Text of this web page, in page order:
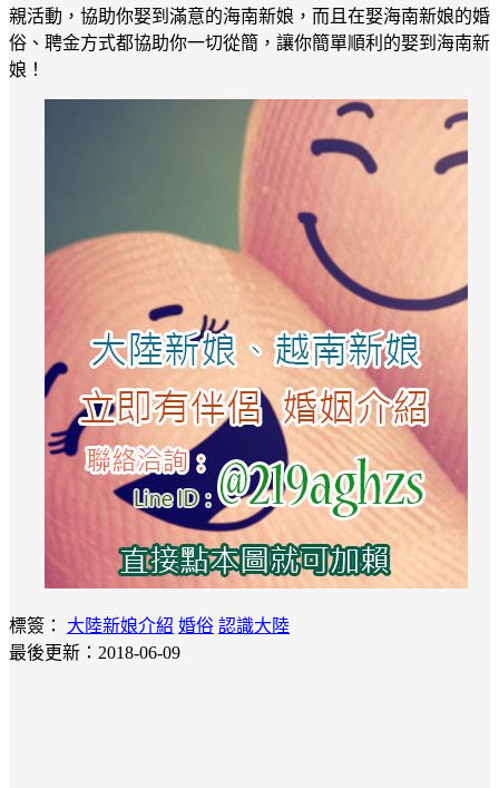
親活動，協助你娶到滿意的海南新娘，而且在娶海南新娘的婚
俗、聘金方式都協助你一切從簡，讓你簡單順利的娶到海南新
娘！
標簽： 大陸新娘介紹 婚俗 認識大陸
最後更新：2018-06-09